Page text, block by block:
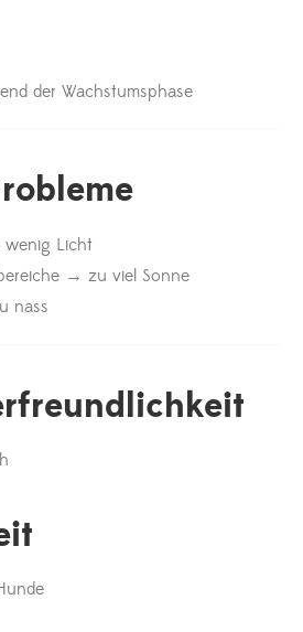
der Wachstumsphase
Licht
→ zu viel Sonne
nass